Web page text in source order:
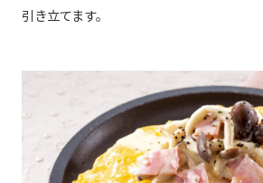
引き立てます。